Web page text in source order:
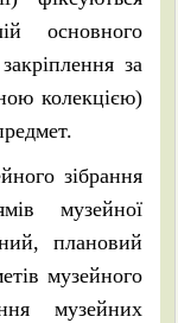
основного
за
колекцією)
зібрання
музейної
плановий
музейного
музейних